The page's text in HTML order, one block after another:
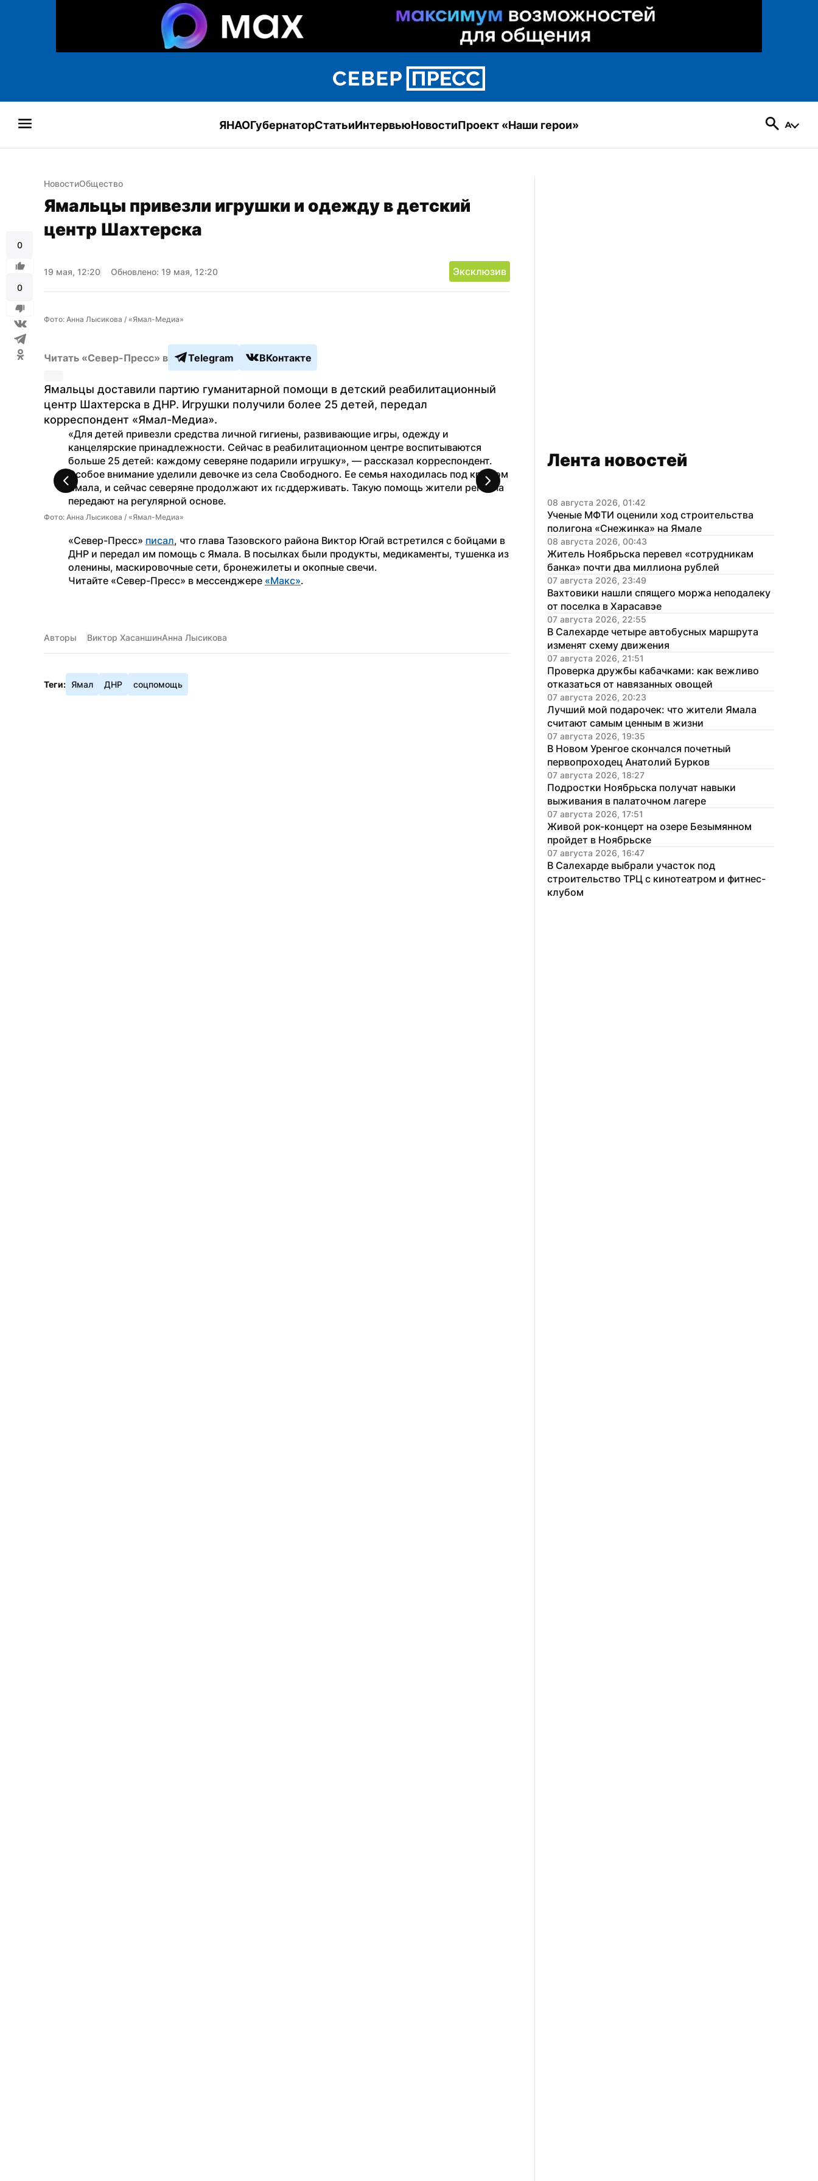
ЯНАОГубернаторСтатьиИнтервьюНовостиПроект «Наши герои»
0
0
НовостиОбщество
Ямальцы привезли игрушки и одежду в детский
центр Шахтерска
19 мая, 12:20 Обновлено: 19 мая, 12:20 Эксклюзив
Фото: Анна Лысикова / «Ямал-Медиа»
Читать «Север-Пресс» в Telegram ВКонтакте
Ямальцы доставили партию гуманитарной помощи в детский реабилитационный
центр Шахтерска в ДНР. Игрушки получили более 25 детей, передал
корреспондент «Ямал-Медиа».
«Для детей привезли средства личной гигиены, развивающие игры, одежду и
канцелярские принадлежности. Сейчас в реабилитационном центре воспитываются
больше 25 детей: каждому северяне подарили игрушку», — рассказал корреспондент.
Особое внимание уделили девочке из села Свободного. Ее семья находилась под крылом
Ямала, и сейчас северяне продолжают их поддерживать. Такую помощь жители региона
передают на регулярной основе.
1 / 3
Фото: Анна Лысикова / «Ямал-Медиа» Фото: Анна Лысикова / «Ямал-Медиа»
«Север-Пресс» писал, что глава Тазовского района Виктор Югай встретился с бойцами в
ДНР и передал им помощь с Ямала. В посылках были продукты, медикаменты, тушенка из
оленины, маскировочные сети, бронежилеты и окопные свечи.
Читайте «Север-Пресс» в мессенджере «Макс».
Авторы Виктор ХасаншинАнна Лысикова
Теги: Ямал ДНР соцпомощь
Лента новостей
08 августа 2026, 01:42
Ученые МФТИ оценили ход строительства
полигона «Снежинка» на Ямале
08 августа 2026, 00:43
Житель Ноябрьска перевел «сотрудникам
банка» почти два миллиона рублей
07 августа 2026, 23:49
Вахтовики нашли спящего моржа неподалеку
от поселка в Харасавэе
07 августа 2026, 22:55
В Салехарде четыре автобусных маршрута
изменят схему движения
07 августа 2026, 21:51
Проверка дружбы кабачками: как вежливо
отказаться от навязанных овощей
07 августа 2026, 20:23
Лучший мой подарочек: что жители Ямала
считают самым ценным в жизни
07 августа 2026, 19:35
В Новом Уренгое скончался почетный
первопроходец Анатолий Бурков
07 августа 2026, 18:27
Подростки Ноябрьска получат навыки
выживания в палаточном лагере
07 августа 2026, 17:51
Живой рок-концерт на озере Безымянном
пройдет в Ноябрьске
07 августа 2026, 16:47
В Салехарде выбрали участок под
строительство ТРЦ с кинотеатром и фитнес-
клубом